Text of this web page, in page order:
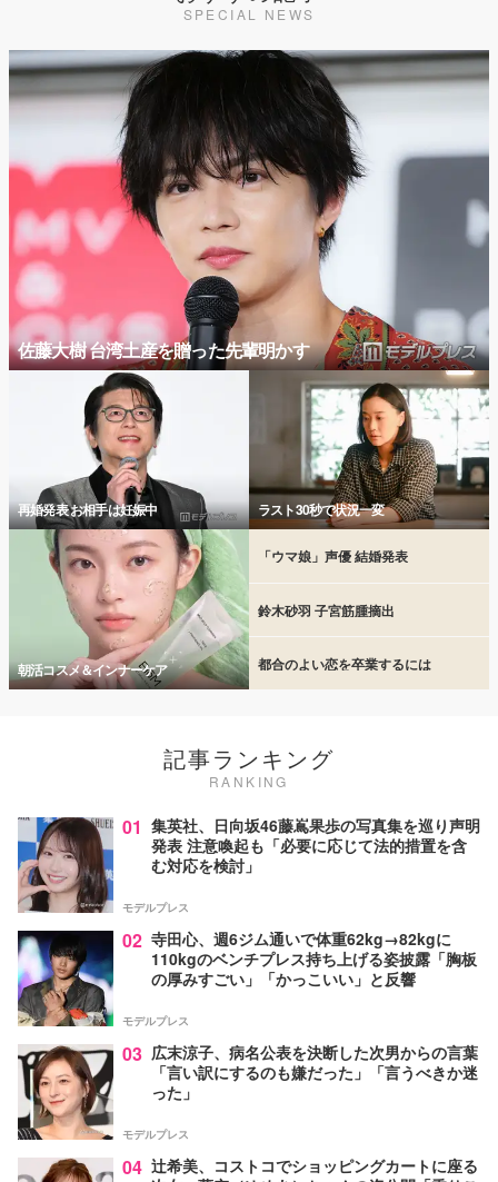
SPECIAL NEWS
佐藤大樹 台湾土産を贈った先輩明かす
再婚発表 お相手は妊娠中 ラスト30秒で状況一変
朝活コスメ＆インナーケア
「ウマ娘」声優 結婚発表
鈴木砂羽 子宮筋腫摘出
都合のよい恋を卒業するには
記事ランキング
RANKING
01 集英社、日向坂46藤嶌果歩の写真集を巡り声明
発表 注意喚起も「必要に応じて法的措置を含
む対応を検討」
モデルプレス
02 寺田心、週6ジム通いで体重62kg→82kgに
110kgのベンチプレス持ち上げる姿披露「胸板
の厚みすごい」「かっこいい」と反響
モデルプレス
03 広末涼子、病名公表を決断した次男からの言葉
「言い訳にするのも嫌だった」「言うべきか迷
った」
モデルプレス
04 辻希美、コストコでショッピングカートに座る